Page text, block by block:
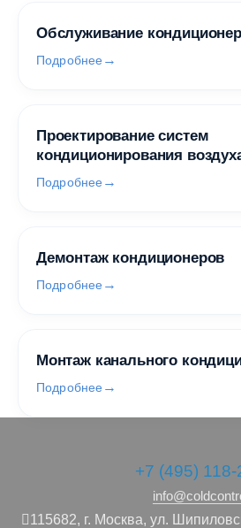
Обслуживание
Подробнее
Проектирование систем
кондиционирования
Подробнее
Демонтаж кондиционеров
Подробнее
Монтаж канального
Подробнее
+7 (495) 118-
115682, г. Москва, ул.